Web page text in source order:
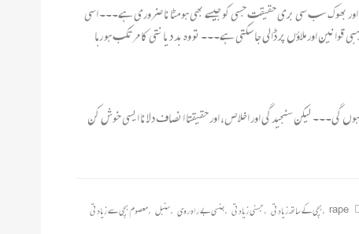
بھوک سب سی بری حقیقت جسی کو جیسے بھی ہو مٹانا ضروری ہے۔۔۔ اسی
اور ملاؤں پر ڈالی جا سکتی ہے۔۔۔ تو وہ بد دیانتی کا مرتکب ہو رہا
لیکن سنجیدگی اور اخلاص، اور حقیقتا انصاف دلانا ایسی خوش کن
rape
,بچی کے ساتھ زیادتی ,جسنی زیادتی ,جنسی بے راہ روی ,سنبل ,معصوم بچی سے زیادتی